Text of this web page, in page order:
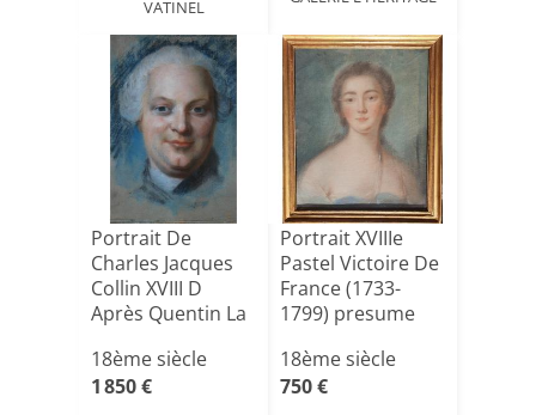
VATINEL
Portrait De
Charles Jacques
Collin XVIII D
Après Quentin La
18ème siècle
1 850 €
Portrait XVIIIe
Pastel Victoire De
France (1733-
1799) presume
18ème siècle
750 €